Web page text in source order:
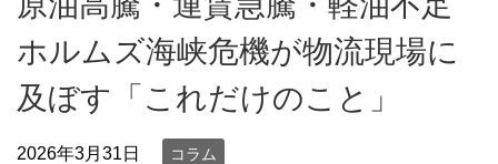
ホルムズ海峡危機が物流現場に
及ぼす「これだけのこと」
2026年3月31日 コラム